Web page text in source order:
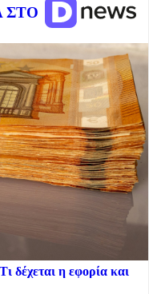
ΣΤΟ
δέχεται η εφορία και